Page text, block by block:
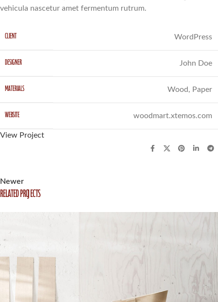
vehicula nascetur amet fermentum rutrum.
CLIENT WordPress
DESIGNER John Doe
MATERIALS Wood, Paper
WEBSITE woodmart.xtemos.com
View Project
Newer
Related projects